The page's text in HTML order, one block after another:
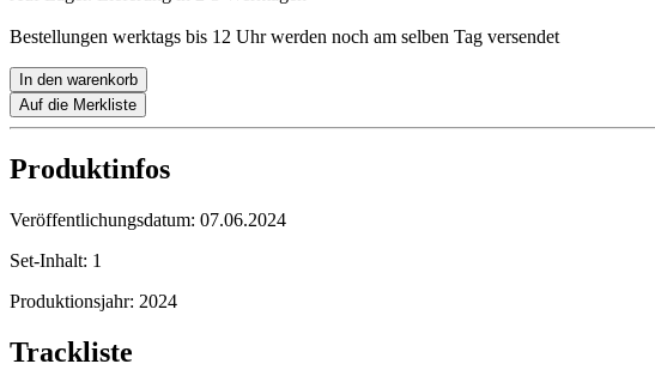
Bestellungen werktags bis 12 Uhr werden noch am selben Tag versendet
In den warenkorb
Auf die Merkliste
Produktinfos
Veröffentlichungsdatum: 07.06.2024
Set-Inhalt: 1
Produktionsjahr: 2024
Trackliste